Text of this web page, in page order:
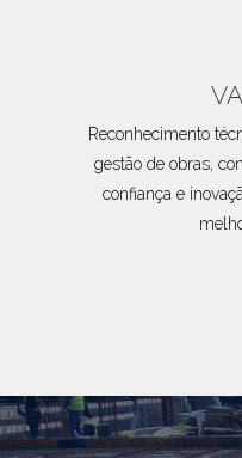
Reconhecimento
gestão de obras,
confiança e